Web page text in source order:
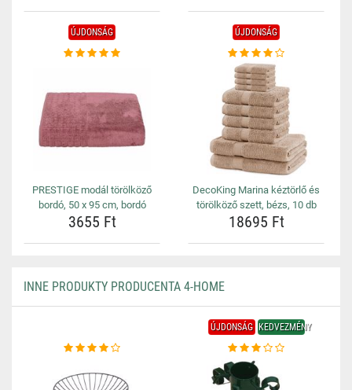
ÚJDONSÁG
PRESTIGE modál törölköző
bordó, 50 x 95 cm, bordó
3655 Ft
ÚJDONSÁG
DecoKing Marina kéztörlő és
törölköző szett, bézs, 10 db
18695 Ft
INNE PRODUKTY PRODUCENTA 4-HOME
ÚJDONSÁG KEDVEZMÉNY